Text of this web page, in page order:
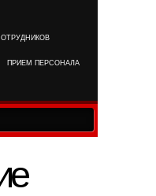
ПРИЕМ ПЕРСОНАЛА